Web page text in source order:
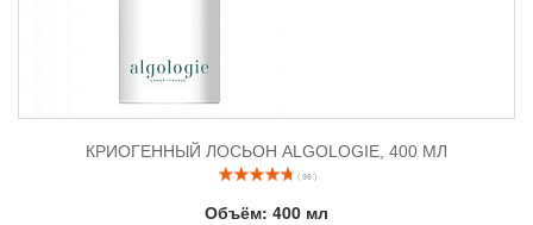
КРИОГЕННЫЙ ЛОСЬОН ALGOLOGIE, 400 МЛ
( 98 )
Объём: 400 мл